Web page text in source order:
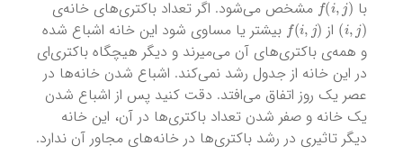
با
مشخص می‌شود. اگر تعداد باکتری‌های خانه‌ی (
i,j
) از f(i,j)
بیشتر یا مساوی شود این خانه اشباع شده
و همه‌ی باکتری‌های آن می‌میرند و دیگر هیچگاه باکتری‌ای
در این خانه از جدول رشد نمی‌کند. اشباع شدن خانه‌ها در
عصر یک روز اتفاق می‌افتد. دقت کنید پس از اشباع شدن
یک خانه‌ و صفر شدن تعداد باکتری‌ها در آن، این خانه
دیگر تاثیری در رشد باکتری‌ها در خانه‌‌های مجاور آن ندارد.